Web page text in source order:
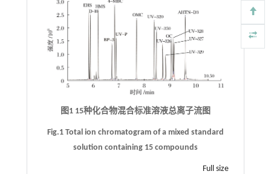
图1 15种化合物混合标准溶液总离子流图
Fig.1 Total ion chromatogram of a mixed standard
solution containing 15 compounds
Full size